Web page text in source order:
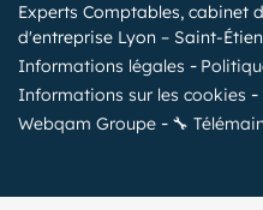
Experts Comptables, cabinet
d'entreprise Lyon – Saint-
Informations légales
Informations sur les cookies
Webqam Groupe
🔧